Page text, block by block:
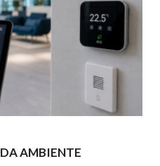
AMBIENTE